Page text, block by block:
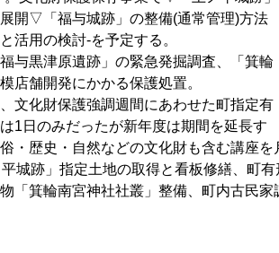
開▽「福与城跡」の整備(通常管理)方法
活用の検討-を予定する。
与黒津原遺跡」の緊急発掘調査、「箕輪
店舗開発にかかる保護処置。
文化財保護強調週間にあわせた町指定有
1日のみだったが新年度は期間を延長す
・歴史・自然などの文化財も含む講座を
城跡」指定土地の取得と看板修繕、町
「箕輪南宮神社社叢」整備、町内古民